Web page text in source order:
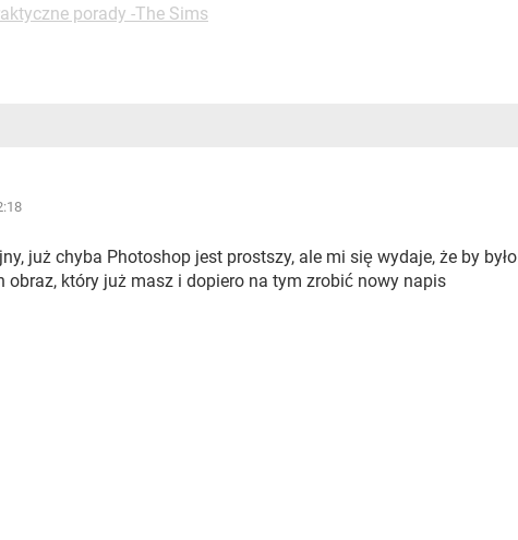
porady -The Sims
już chyba Photoshop jest prostszy, ale mi się wydaje, że by było
obraz, który już masz i dopiero na tym zrobić nowy napis